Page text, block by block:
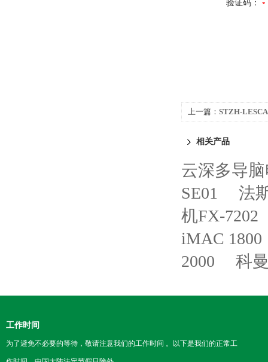
验证码：
上一篇： STZH-
相关产品
云深多导
SE01
法
机FX-7202
iMAC 1800
2000
科
工作时间
为了避免不必要的等待，敬请注意我们的工作时间 。以下是我们的正常工